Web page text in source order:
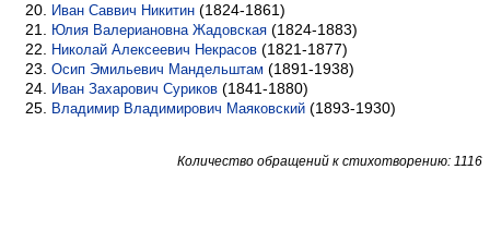
Иван Саввич Никитин (1824-1861)
Юлия Валериановна Жадовская (1824-1883)
Николай Алексеевич Некрасов (1821-1877)
Осип Эмильевич Мандельштам (1891-1938)
Иван Захарович Суриков (1841-1880)
Владимир Владимирович Маяковский (1893-1930)
Количество обращений к стихотворению: 1116